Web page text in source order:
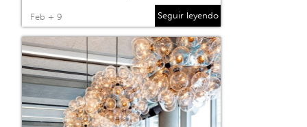
Feb + 9 Seguir leyendo